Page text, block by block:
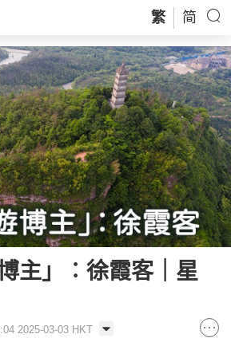
繁 简
主」︰徐霞客｜星
2025-03-03 HKT